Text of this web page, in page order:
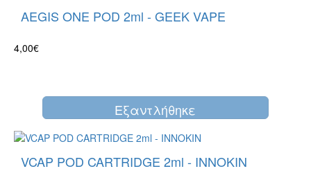
AEGIS ONE POD 2ml - GEEK VAPE
4,00€
Eξαντλήθηκε
VCAP POD CARTRIDGE 2ml - INNOKIN